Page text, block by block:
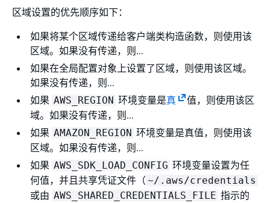
区域设置的优先顺序如下：
如果将某个区域传递给客户端类构造函数，则使用该
区域。如果没有传递，则...
如果在全局配置对象上设置了区域，则使用该区域。
如果没有传递，则...
如果 AWS_REGION 环境变量是真
值，则使用该区
域。如果没有传递，则...
如果 AMAZON_REGION 环境变量是真值，则使用该
区域。如果没有传递，则...
如果 AWS_SDK_LOAD_CONFIG 环境变量设置为任
何值，并且共享凭证文件（ ~/.aws/credentials
或由 AWS_SHARED_CREDENTIALS_FILE 指示的